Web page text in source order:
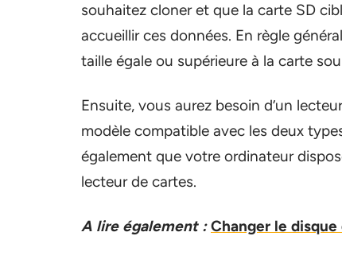
souhaitez cloner et que la carte SD
accueillir ces données. En règle
taille égale ou supérieure à la carte
Ensuite, vous aurez besoin d’un
modèle compatible avec les deux
également que votre ordinateur
lecteur de cartes.
A lire également : Changer le